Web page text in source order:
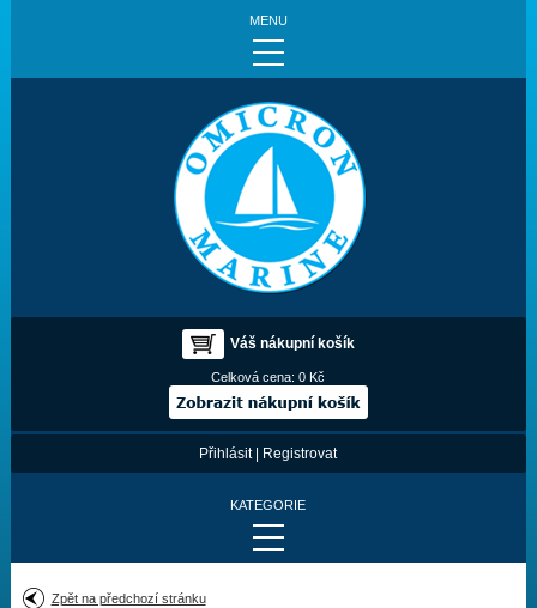
MENU
Váš nákupní košík
Celková cena:0 Kč
Přihlásit| Registrovat
KATEGORIE
Zpět na předchozí stránku